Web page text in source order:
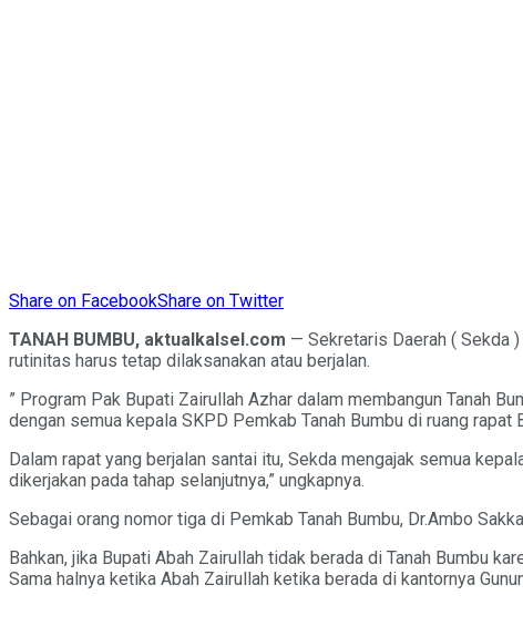
Share on FacebookShare on Twitter
TANAH BUMBU, aktualkalsel.com — Sekretaris Daerah ( Sekda
rutinitas harus tetap dilaksanakan atau berjalan.
” Program Pak Bupati Zairullah Azhar dalam membangun Tanah
dengan semua kepala SKPD Pemkab Tanah Bumbu di ruang
Dalam rapat yang berjalan santai itu, Sekda mengajak semua
dikerjakan pada tahap selanjutnya,” ungkapnya.
Sebagai orang nomor tiga di Pemkab Tanah Bumbu, Dr.Ambo
Bahkan, jika Bupati Abah Zairullah tidak berada di Tanah Bumbu
Sama halnya ketika Abah Zairullah ketika berada di kantornya